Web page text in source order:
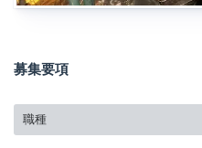
募集要項
職種